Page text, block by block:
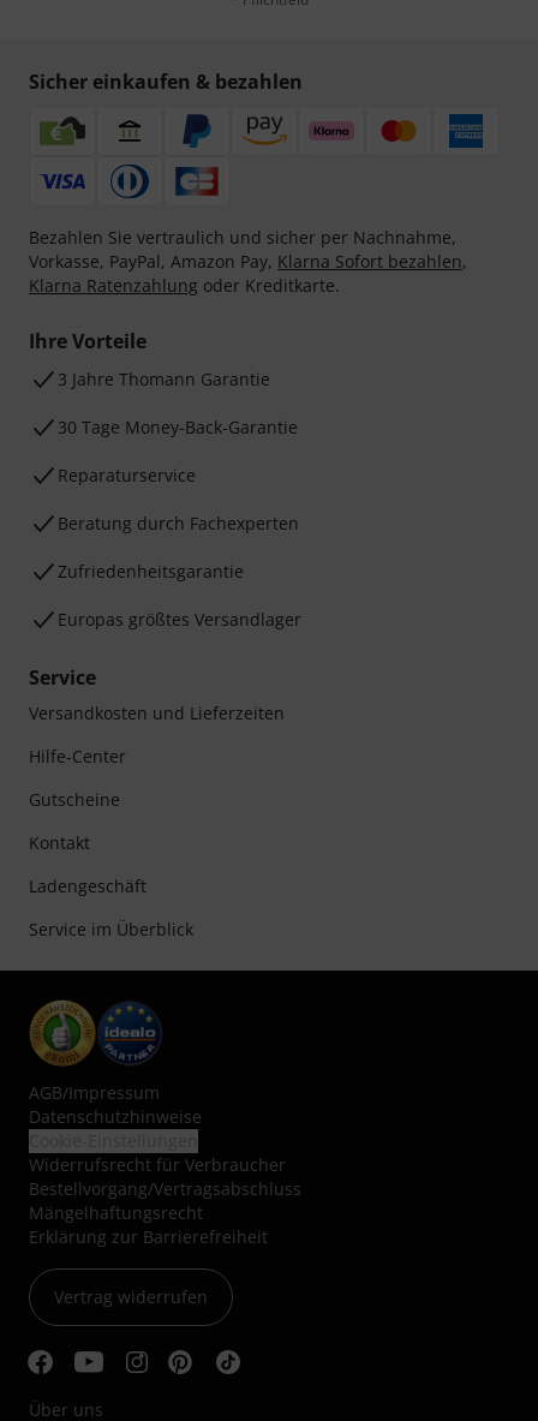
Sicher einkaufen & bezahlen
Bezahlen Sie vertraulich und sicher per Nachnahme,
Vorkasse, PayPal, Amazon Pay, Klarna Sofort bezahlen,
Klarna Ratenzahlung oder Kreditkarte.
Ihre Vorteile
3 Jahre Thomann Garantie
30 Tage Money-Back-Garantie
Reparaturservice
Beratung durch Fachexperten
Zufriedenheitsgarantie
Europas größtes Versandlager
Service
Versandkosten und Lieferzeiten
Hilfe-Center
Gutscheine
Kontakt
Ladengeschäft
Service im Überblick
AGB/Impressum
Datenschutzhinweise
Widerrufsrecht für Verbraucher
Bestellvorgang/Vertragsabschluss
Mängelhaftungsrecht
Erklärung zur Barrierefreiheit
Vertrag widerrufen
Über uns